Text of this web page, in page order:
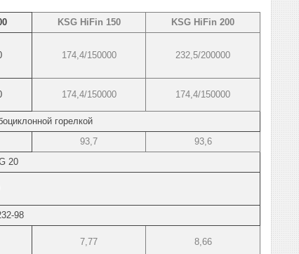
KSG HiFin 150
KSG HiFin 200
174,4/150000 232,5/200000
174,4/150000 174,4/150000
горелкой
93,7
93,6
20
98
7,77 8,66